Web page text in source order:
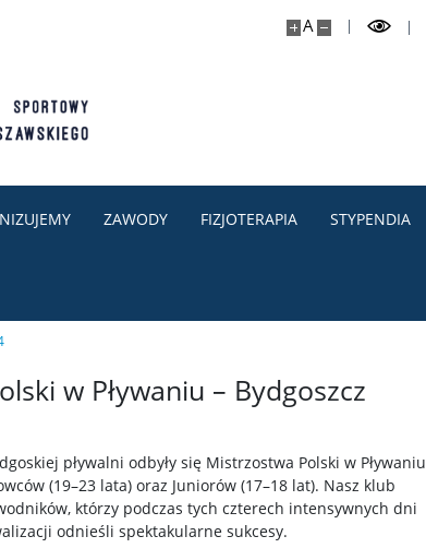
A
ZAWODY FIZJOTERAPIA STYPENDIA
w Pływaniu – Bydgoszcz
pływalni odbyły się Mistrzostwa Polski w Pływaniu
(19–23 lata) oraz Juniorów (17–18 lat). Nasz klub
którzy podczas tych czterech intensywnych dni
odnieśli spektakularne sukcesy.